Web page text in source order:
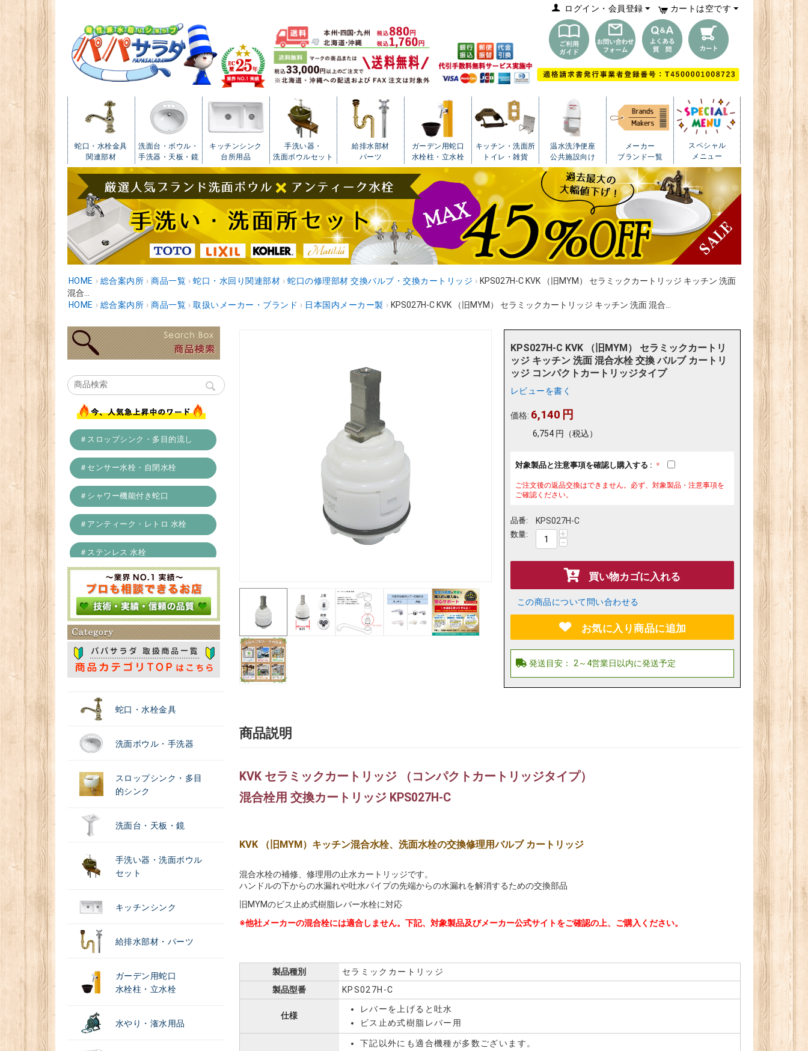
カートは空です
ログイン・会員登録
蛇口・水栓金具
関連部材
洗面台・ボウル・
手洗器・天板・鏡
キッチンシンク
台所用品
手洗い器・
洗面ボウルセット
給排水部材
パーツ
ガーデン用蛇口
水栓柱・立水栓
キッチン・洗面所
トイレ・雑貨
温水洗浄便座
公共施設向け
メーカー
ブランド一覧
スペシャル
メニュー
HOME › 総合案内所 › 商品一覧 › 蛇口・水回り関連部材 › 蛇口の修理部材 交換バルブ・交換カートリッジ › KPS027H-C KVK （旧MYM） セラミックカートリッジ キッチン 洗面
混合...
HOME › 総合案内所 › 商品一覧 › 取扱いメーカー・ブランド › 日本国内メーカー製 › KPS027H-C KVK （旧MYM） セラミックカートリッジ キッチン 洗面 混合...
＃スロップシンク・多目的流し
＃センサー水栓・自閉水栓
＃シャワー機能付き蛇口
＃アンティーク・レトロ 水栓
＃ステンレス 水栓
＃浄水器
蛇口・水栓金具
洗面ボウル・手洗器
スロップシンク・多目
的シンク
洗面台・天板・鏡
手洗い器・洗面ボウル
セット
キッチンシンク
給排水部材・パーツ
ガーデン用蛇口
水栓柱・立水栓
水やり・潅水用品
KPS027H-C KVK （旧MYM） セラミックカートリ
ッジ キッチン 洗面 混合水栓 交換 バルブ カートリ
ッジ コンパクトカートリッジタイプ
レビューを書く
価格: 6,140 円
6,754 円 （税込）
対象製品と注意事項を確認し購入する :
ご注文後の返品交換はできません。必ず、対象製品・注意事項を
ご確認ください。
品番: KPS027H-C
数量: +
−
買い物カゴに入れる
この商品について問い合わせる
お気に入り商品に追加
商品説明
KVK セラミックカートリッジ （コンパクトカートリッジタイプ）
混合栓用 交換カートリッジ KPS027H-C
KVK （旧MYM）キッチン混合水栓、洗面水栓の交換修理用バルブ カートリッジ
混合水栓の補修、修理用の止水カートリッジです。
ハンドルの下からの水漏れや吐水パイプの先端からの水漏れを解消するための交換部品
旧MYMのビス止め式樹脂レバー水栓に対応
※他社メーカーの混合栓には適合しません。下記、対象製品及びメーカー公式サイトをご確認の上、ご購入ください。
製品種別
セラミックカートリッジ
製品型番
KPS027H-C
仕様
レバーを上げると吐水
ビス止め式樹脂レバー用
下記以外にも適合機種が多数ございます。